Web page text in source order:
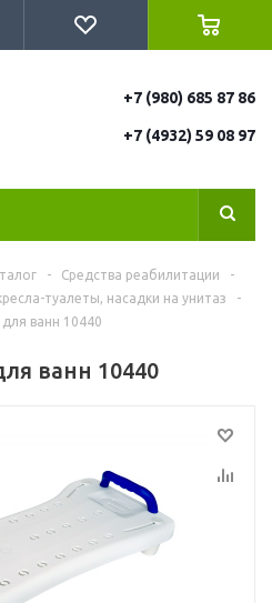
+7 (980) 685 87 86
+7 (4932) 59 08 97
- Средства реабилитации
-
туалеты, насадки на унитаз
-
ванн 10440
ванн 10440